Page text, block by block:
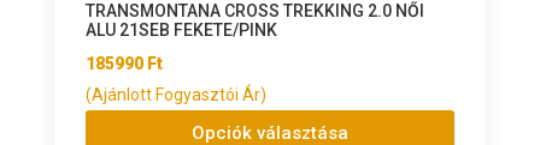
TRANSMONTANA CROSS TREKKING 2.0 NŐI
ALU 21SEB FEKETE/PINK
185990 Ft
(Ajánlott Fogyasztói Ár)
Opciók választása